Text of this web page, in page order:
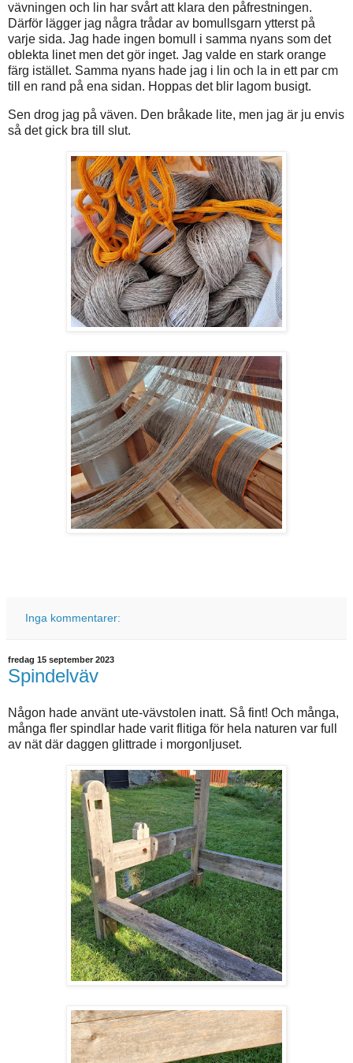
vävningen och lin har svårt att klara den påfrestningen.
Därför lägger jag några trådar av bomullsgarn ytterst på
varje sida. Jag hade ingen bomull i samma nyans som det
oblekta linet men det gör inget. Jag valde en stark orange
färg istället. Samma nyans hade jag i lin och la in ett par cm
till en rand på ena sidan. Hoppas det blir lagom busigt.
Sen drog jag på väven. Den bråkade lite, men jag är ju envis
så det gick bra till slut.
Inga kommentarer:
fredag 15 september 2023
Spindelväv
Någon hade använt ute-vävstolen inatt. Så fint! Och många,
många fler spindlar hade varit flitiga för hela naturen var full
av nät där daggen glittrade i morgonljuset.